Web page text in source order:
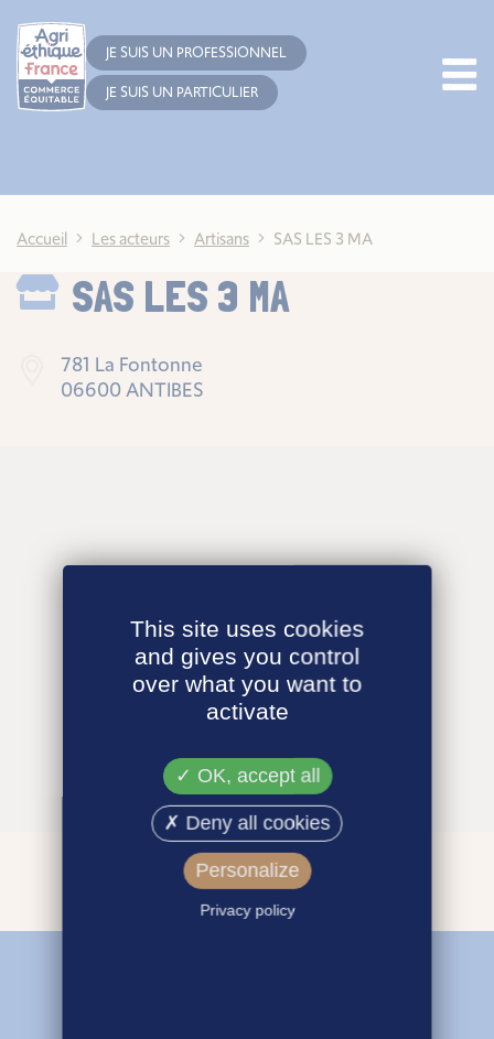
JE SUIS UN PROFESSIONNEL
JE SUIS UN PARTICULIER
Accueil Les acteurs Artisans SAS LES 3 MA
SAS LES 3 MA
781 La Fontonne
06600 ANTIBES
This site uses cookies
and gives you control
over what you want to
activate
OK, accept all
Deny all cookies
Personalize
Privacy policy